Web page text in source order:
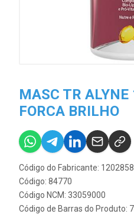
MASC TR
FORCA BRILHO
Código do Fabricante: 1202858
Código: 84770
Código NCM: 33059000
Código de Barras do Produto: